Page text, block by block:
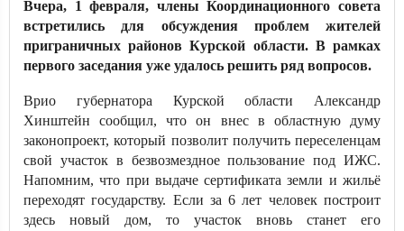
Вчера, 1 февраля, члены Координационного совета
встретились для обсуждения проблем жителей
приграничных районов Курской области. В рамках
первого заседания уже удалось решить ряд вопросов.
Врио губернатора Курской области Александр
Хинштейн сообщил, что он внес в областную думу
законопроект, который позволит получить переселенцам
свой участок в безвозмездное пользование под ИЖС.
Напомним, что при выдаче сертификата земли и жильё
переходят государству. Если за 6 лет человек построит
здесь новый дом, то участок вновь станет его